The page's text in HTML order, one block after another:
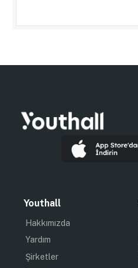
Youthall
Hakkımızda
Yardım
Şirketler